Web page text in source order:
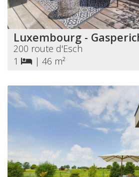
Luxembourg -
200 route d'Esch
1
| 46 m²